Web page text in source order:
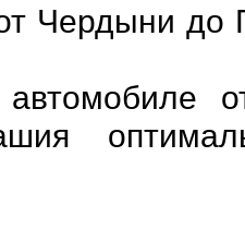
Чердыни до